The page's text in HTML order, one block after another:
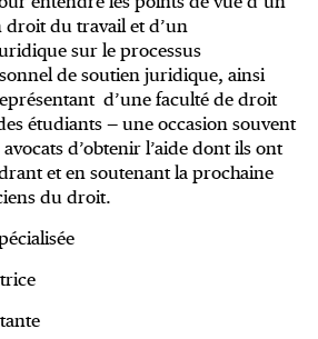
droit du travail et d’un
sur le processus
de soutien juridique, ainsi
d’une faculté de droit
étudiants — une occasion souvent
d’obtenir l’aide dont ils ont
et en soutenant la prochaine
du droit.